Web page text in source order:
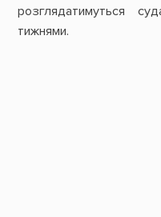
розглядатимуться
тижнями.